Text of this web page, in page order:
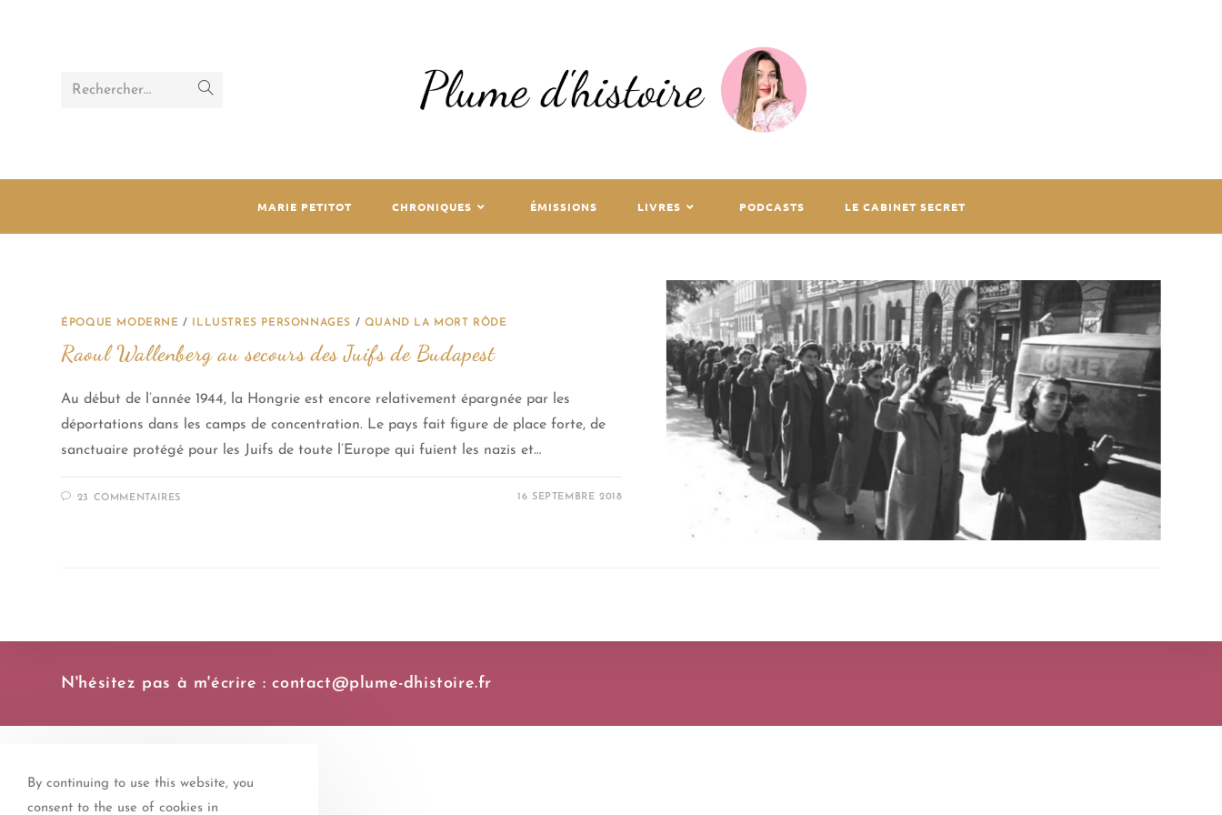
Rechercher…
MARIE PETITOT CHRONIQUES ÉMISSIONS LIVRES PODCASTS LE CABINET SECRET
ÉPOQUE MODERNE / ILLUSTRES PERSONNAGES / QUAND LA MORT RÔDE
Raoul Wallenberg au secours des Juifs de Budapest
Au début de l’année 1944, la Hongrie est encore relativement épargnée par les
déportations dans les camps de concentration. Le pays fait figure de place forte, de
sanctuaire protégé pour les Juifs de toute l’Europe qui fuient les nazis et…
23 COMMENTAIRES 16 SEPTEMBRE 2018
N'hésitez pas à m'écrire : contact@plume-dhistoire.fr
By continuing to use this website, you
consent to the use of cookies in